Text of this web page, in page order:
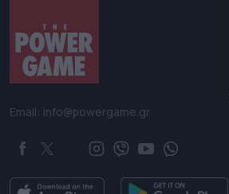
Email: info@powergame.gr